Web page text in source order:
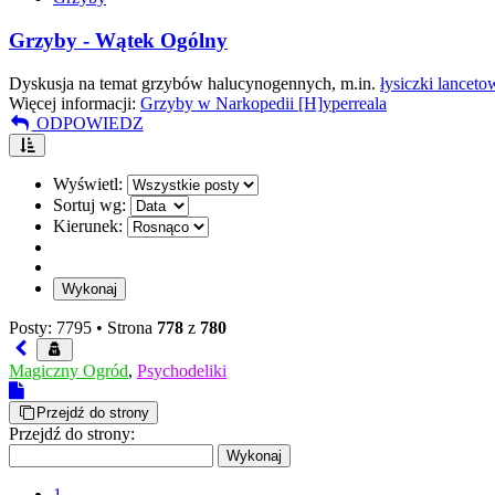
Grzyby - Wątek Ogólny
Dyskusja na temat grzybów halucynogennych, m.in. łysiczki
Więcej informacji: Grzyby w Narkopedii [H]yperreala
ODPOWIEDZ
Wyświetl:
Sortuj wg:
Kierunek:
Posty: 7795 • Strona 778 z 780
Magiczny Ogród, Psychodeliki
Przejdź do strony
Przejdź do strony: